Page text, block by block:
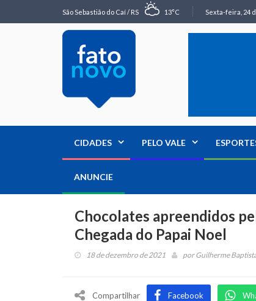
São Sebastião do Caí / RS 13°C Sexta-feira, 24
CIDADES PELO VALE
ANUNCIE
Chocolates apreendidos
Chegada do Papai Noel
18 de dezembro de 2021 porGuilherme
Compartilhar Facebook